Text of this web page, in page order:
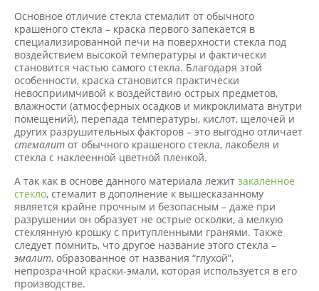
Основное отличие стекла стемалит от обычного
крашеного стекла – краска первого запекается в
специализированной печи на поверхности стекла под
воздействием высокой температуры и фактически
становится частью самого стекла. Благодаря этой
особенности, краска становится практически
невосприимчивой к воздействию острых предметов,
влажности (атмосферных осадков и микроклимата внутри
помещений), перепада температуры, кислот, щелочей и
других разрушительных факторов – это выгодно отличает
стемалит от обычного крашеного стекла, лакобеля и
стекла с наклеенной цветной пленкой.
А так как в основе данного материала лежит закаленное
стекло, стемалит в дополнение к вышесказанному
является крайне прочным и безопасным – даже при
разрушении он образует не острые осколки, а мелкую
стеклянную крошку с притупленными гранями. Также
следует помнить, что другое название этого стекла –
эмалит, образованное от названия “глухой”,
непрозрачной краски-эмали, которая используется в его
производстве.